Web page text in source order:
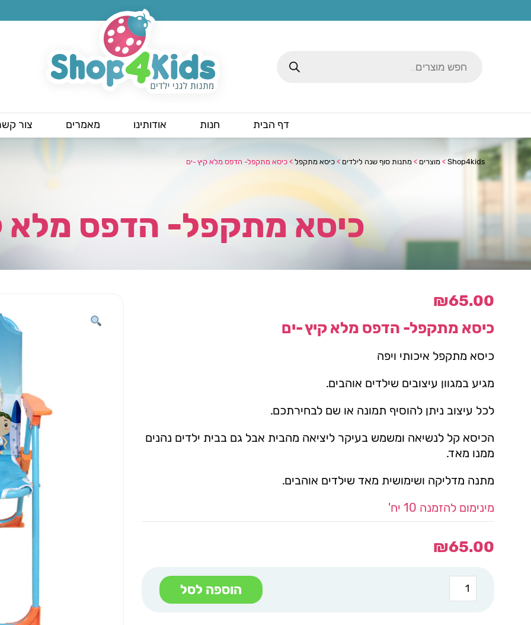
search
דף הבית חנות אודותינו מאמרים צור
Shop4kids
> מוצרים > מתנות סוף שנה לילדים > כיסא מתקפל > כיסא מתקפל- הדפס מלא קיץ -ים
כיסא מתקפל- הדפס מלא
₪65.00
כיסא מתקפל- הדפס מלא קיץ -ים
כיסא מתקפל איכותי ויפה
מגיע במגוון עיצובים שילדים אוהבים.
לכל עיצוב ניתן להוסיף תמונה או שם לבחירתכם.
הכיסא קל לנשיאה ומשמש בעיקר ליציאה מהבית אבל גם בבית ילדים נהנים
ממנו מאד.
מתנה מדליקה ושימושית מאד שילדים אוהבים.
מינימום להזמנה 10 יח'
₪65.00
כמות
של
כיסא
הוספה לסל